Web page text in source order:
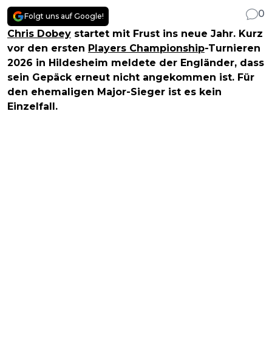
Folgt uns auf Google!
0
Chris Dobey startet mit Frust ins neue Jahr. Kurz
vor den ersten Players Championship-Turnieren
2026 in Hildesheim meldete der Engländer, dass
sein Gepäck erneut nicht angekommen ist. Für
den ehemaligen Major-Sieger ist es kein
Einzelfall.